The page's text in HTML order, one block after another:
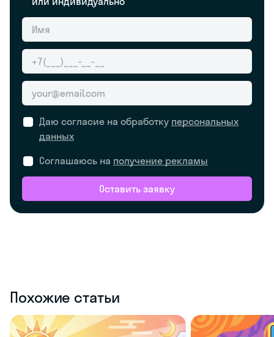
Даю согласие на обработку персональных
данных
Соглашаюсь на получение рекламы
Оставить заявку
Похожие статьи